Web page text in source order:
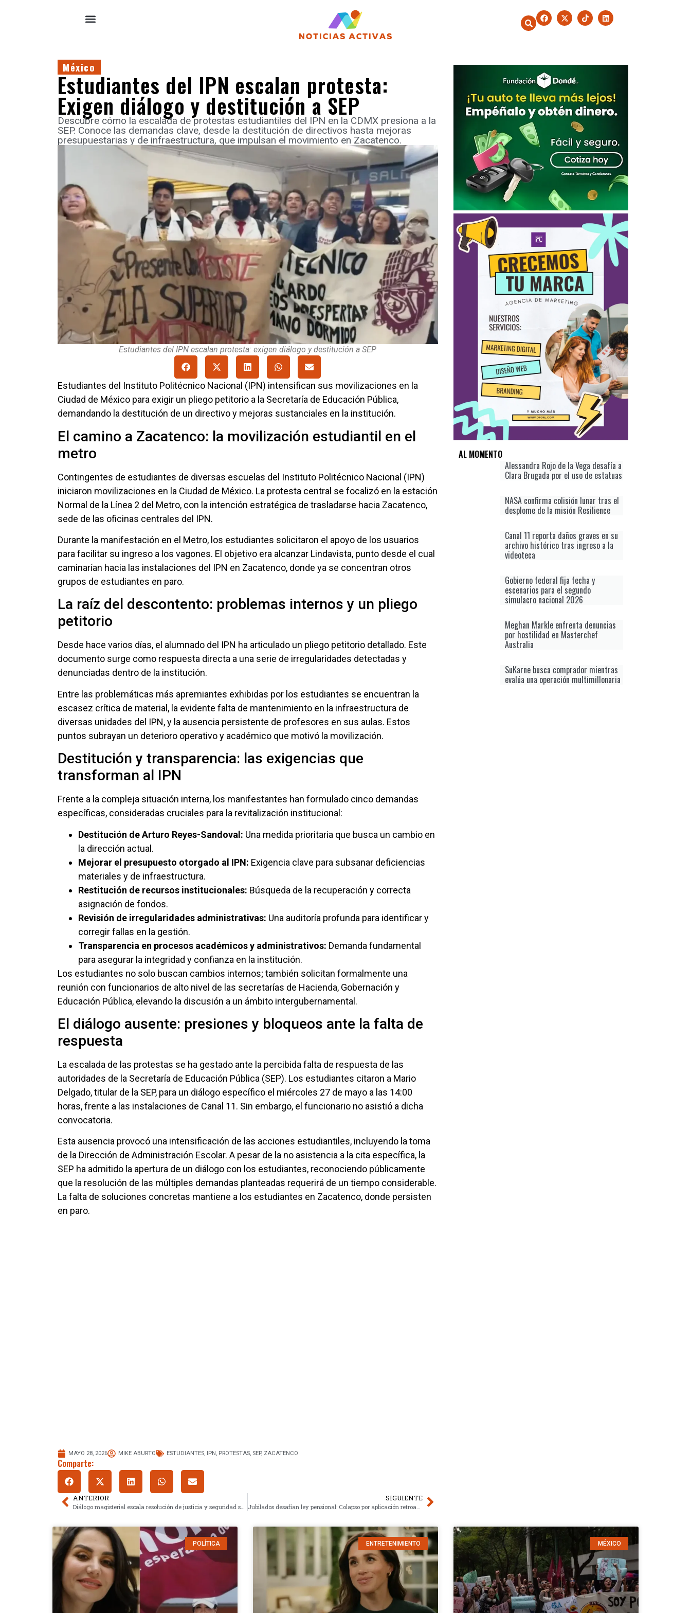
México
Estudiantes del IPN escalan protesta:
Exigen diálogo y destitución a SEP
Descubre cómo la escalada de protestas estudiantiles del IPN en la CDMX presiona a la
SEP. Conoce las demandas clave, desde la destitución de directivos hasta mejoras
presupuestarias y de infraestructura, que impulsan el movimiento en Zacatenco.
Estudiantes del IPN escalan protesta: exigen diálogo y destitución a SEP
Estudiantes del Instituto Politécnico Nacional (IPN) intensifican sus movilizaciones en la
Ciudad de México para exigir un pliego petitorio a la Secretaría de Educación Pública,
demandando la destitución de un directivo y mejoras sustanciales en la institución.
El camino a Zacatenco: la movilización estudiantil en el
metro
Contingentes de estudiantes de diversas escuelas del Instituto Politécnico Nacional (IPN)
iniciaron movilizaciones en la Ciudad de México. La protesta central se focalizó en la estación
Normal de la Línea 2 del Metro, con la intención estratégica de trasladarse hacia Zacatenco,
sede de las oficinas centrales del IPN.
Durante la manifestación en el Metro, los estudiantes solicitaron el apoyo de los usuarios
para facilitar su ingreso a los vagones. El objetivo era alcanzar Lindavista, punto desde el cual
caminarían hacia las instalaciones del IPN en Zacatenco, donde ya se concentran otros
grupos de estudiantes en paro.
La raíz del descontento: problemas internos y un pliego
petitorio
Desde hace varios días, el alumnado del IPN ha articulado un pliego petitorio detallado. Este
documento surge como respuesta directa a una serie de irregularidades detectadas y
denunciadas dentro de la institución.
Entre las problemáticas más apremiantes exhibidas por los estudiantes se encuentran la
escasez crítica de material, la evidente falta de mantenimiento en la infraestructura de
diversas unidades del IPN, y la ausencia persistente de profesores en sus aulas. Estos
puntos subrayan un deterioro operativo y académico que motivó la movilización.
Destitución y transparencia: las exigencias que
transforman al IPN
Frente a la compleja situación interna, los manifestantes han formulado cinco demandas
específicas, consideradas cruciales para la revitalización institucional:
Destitución de Arturo Reyes-Sandoval: Una medida prioritaria que busca un cambio en
la dirección actual.
Mejorar el presupuesto otorgado al IPN: Exigencia clave para subsanar deficiencias
materiales y de infraestructura.
Restitución de recursos institucionales: Búsqueda de la recuperación y correcta
asignación de fondos.
Revisión de irregularidades administrativas: Una auditoría profunda para identificar y
corregir fallas en la gestión.
Transparencia en procesos académicos y administrativos: Demanda fundamental
para asegurar la integridad y confianza en la institución.
Los estudiantes no solo buscan cambios internos; también solicitan formalmente una
reunión con funcionarios de alto nivel de las secretarías de Hacienda, Gobernación y
Educación Pública, elevando la discusión a un ámbito intergubernamental.
El diálogo ausente: presiones y bloqueos ante la falta de
respuesta
La escalada de las protestas se ha gestado ante la percibida falta de respuesta de las
autoridades de la Secretaría de Educación Pública (SEP). Los estudiantes citaron a Mario
Delgado, titular de la SEP, para un diálogo específico el miércoles 27 de mayo a las 14:00
horas, frente a las instalaciones de Canal 11. Sin embargo, el funcionario no asistió a dicha
convocatoria.
Esta ausencia provocó una intensificación de las acciones estudiantiles, incluyendo la toma
de la Dirección de Administración Escolar. A pesar de la no asistencia a la cita específica, la
SEP ha admitido la apertura de un diálogo con los estudiantes, reconociendo públicamente
que la resolución de las múltiples demandas planteadas requerirá de un tiempo considerable.
La falta de soluciones concretas mantiene a los estudiantes en Zacatenco, donde persisten
en paro.
MAYO 28, 2026 MIKE ABURTO ESTUDIANTES, IPN, PROTESTAS, SEP, ZACATENCO
Comparte:
ANTERIOR SIGUIENTE
AL MOMENTO
Alessandra Rojo de la Vega desafía a
Clara Brugada por el uso de estatuas
NASA confirma colisión lunar tras el
desplome de la misión Resilience
Canal 11 reporta daños graves en su
archivo histórico tras ingreso a la
videoteca
Gobierno federal fija fecha y
escenarios para el segundo
simulacro nacional 2026
Meghan Markle enfrenta denuncias
por hostilidad en Masterchef
Australia
SuKarne busca comprador mientras
evalúa una operación multimillonaria
POLÍTICA ENTRETENIMIENTO MÉXICO